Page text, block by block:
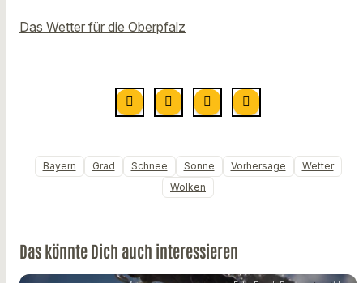
Das Wetter für die Oberpfalz
Bayern Grad Schnee Sonne Vorhersage
Wetter
Wolken
Das könnte Dich auch interessieren